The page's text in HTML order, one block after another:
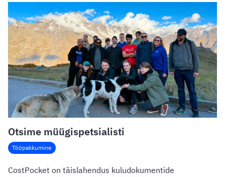
Tööpakkumine
Otsime müügispetsialisti
CostPocket on täislahendus kuludokumentide